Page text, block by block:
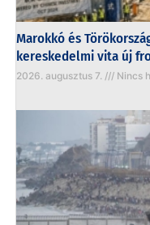
Marokkó és
kereskedelmi vita új
2026. augusztus 7. Nincs